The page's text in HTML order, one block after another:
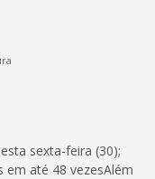
sexta-feira (30);
em até 48 vezesAlém